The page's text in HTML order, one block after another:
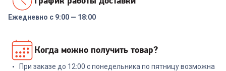
Ежедневно с 9:00 — 18:00
Когда можно получить товар?
При заказе до 12:00 с понедельника по пятницу возможна